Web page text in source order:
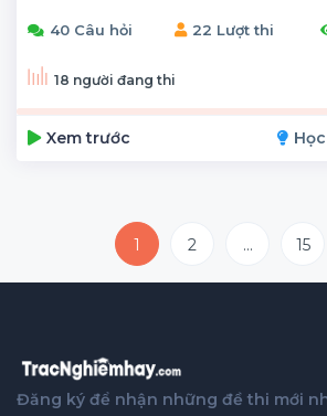
40 Câu hỏi 22 Lượt thi
18 người đang thi
Xem trước
1 2 ... 15
Đăng ký để nhận những đề thi mới